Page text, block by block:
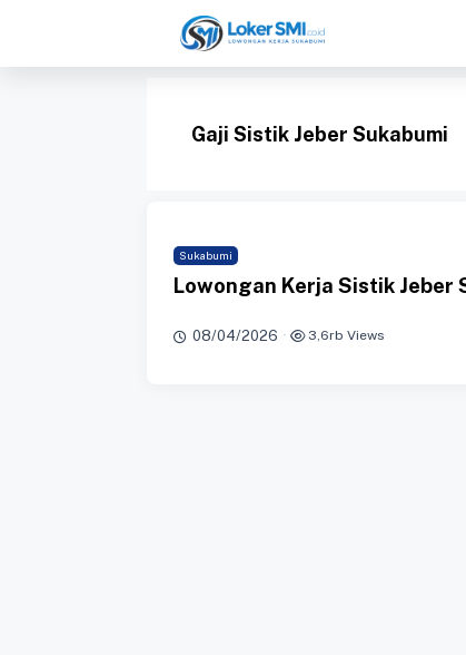
isi
Gaji Sistik Jeber Sukabumi
Sukabumi
Lowongan Kerja Sistik Jeber
08/04/2026 · 3,6rb Views